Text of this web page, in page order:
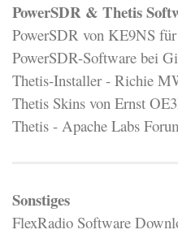
PowerSDR & Thetis
PowerSDR von KE9NS
PowerSDR-Software bei
Thetis-Installer - Richie
Thetis Skins von Ernst
Thetis - Apache Labs
Sonstiges
FlexRadio Software